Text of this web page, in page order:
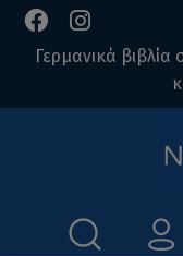
Γερμανικά